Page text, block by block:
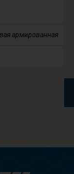
армированная